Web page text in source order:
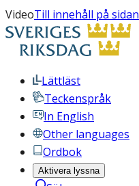
VideoTill innehåll på sidan
Lättläst
Teckenspråk
In English
Other languages
Ordbok
Aktivera lyssna